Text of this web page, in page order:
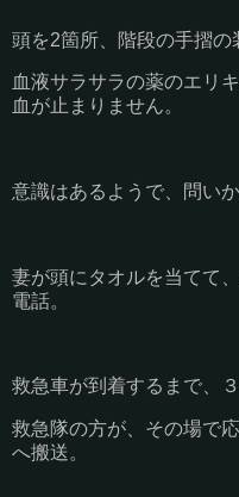
頭を2箇所、階段の手摺の
血液サラサラの薬のエリ
血が止まりません。
意識はあるようで、問い
妻が頭にタオルを当てて
電話。
救急車が到着するまで、３
救急隊の方が、その場で
へ搬送。